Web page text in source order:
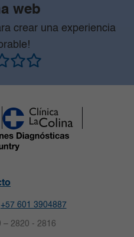
web
crear una experiencia
+57 601 3904887
– 2820 - 2816